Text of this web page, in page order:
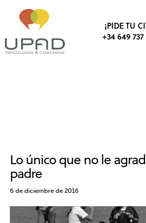
¡PIDE TU
+34 649
Lo único que no le
padre
6 de diciembre de 2016